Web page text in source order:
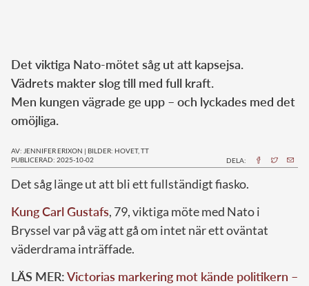
Det viktiga Nato-mötet såg ut att kapsejsa.
Vädrets makter slog till med full kraft.
Men kungen vägrade ge upp – och lyckades med det
omöjliga.
AV: JENNIFER ERIXON | BILDER: HOVET, TT
PUBLICERAD: 2025-10-02
DELA:
Det såg länge ut att bli ett fullständigt fiasko.
Kung Carl Gustafs, 79, viktiga möte med Nato i
Bryssel var på väg att gå om intet när ett oväntat
väderdrama inträffade.
LÄS MER:Victorias markering mot kände politikern –